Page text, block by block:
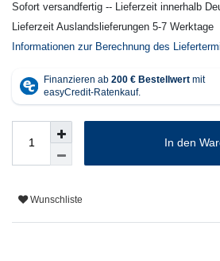
Sofort versandfertig -- Lieferzeit innerhalb
Lieferzeit Auslandslieferungen 5-7 Werktage
Informationen zur Berechnung des
In den
Wunschliste